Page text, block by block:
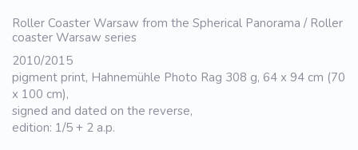
Roller Coaster Warsaw from the Spherical Panorama / Roller
coaster Warsaw series
2010/2015
pigment print, Hahnemühle Photo Rag 308 g, 64 x 94 cm (70
x 100 cm),
signed and dated on the reverse,
edition: 1/5 + 2 a.p.